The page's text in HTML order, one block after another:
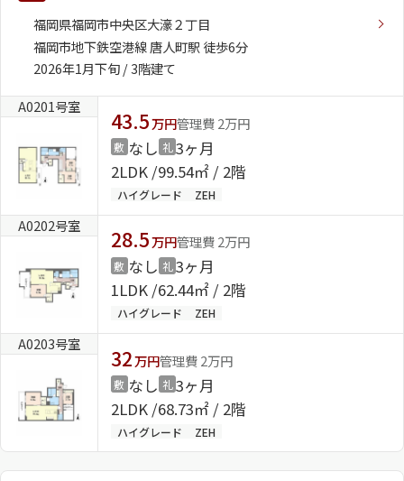
福岡県福岡市中央区大濠２丁目
福岡市地下鉄空港線 唐人町駅 徒歩6分
2026年1月下旬 / 3階建て
A0201号室
43.5万円管理費 2万円
敷 なし 礼 3ヶ月
2LDK 99.54㎡ / 2階
ハイグレード ZEH
A0202号室
28.5万円管理費 2万円
敷 なし 礼 3ヶ月
1LDK 62.44㎡ / 2階
ハイグレード ZEH
A0203号室
32万円管理費 2万円
敷 なし 礼 3ヶ月
2LDK 68.73㎡ / 2階
ハイグレード ZEH